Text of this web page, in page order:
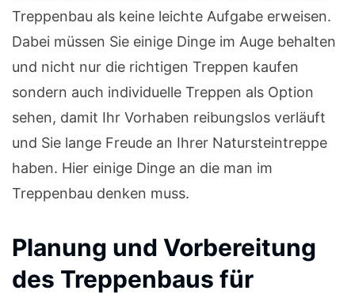
Treppenbau als keine leichte Aufgabe erweisen.
Dabei müssen Sie einige Dinge im Auge behalten
und nicht nur die richtigen Treppen kaufen
sondern auch individuelle Treppen als Option
sehen, damit Ihr Vorhaben reibungslos verläuft
und Sie lange Freude an Ihrer Natursteintreppe
haben. Hier einige Dinge an die man im
Treppenbau denken muss.
Planung und Vorbereitung
des Treppenbaus für